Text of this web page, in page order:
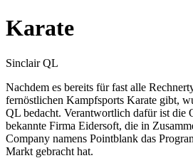
Karate
Sinclair QL
Nachdem es bereits für fast alle
fernöstlichen Kampfsports Karate gibt,
QL bedacht. Verantwortlich dafür ist die
bekannte Firma Eidersoft, die in
Company namens Pointblank das
Markt gebracht hat.